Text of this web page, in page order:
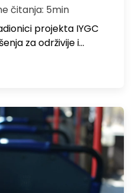
čitanja: 5min
projekta IYGC
za održivije i…